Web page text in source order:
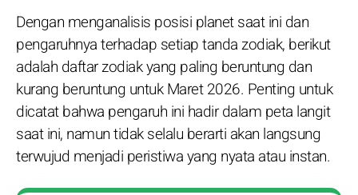
Dengan menganalisis posisi planet saat ini dan
pengaruhnya terhadap setiap tanda zodiak, berikut
adalah daftar zodiak yang paling beruntung dan
kurang beruntung untuk Maret 2026. Penting untuk
dicatat bahwa pengaruh ini hadir dalam peta langit
saat ini, namun tidak selalu berarti akan langsung
terwujud menjadi peristiwa yang nyata atau instan.